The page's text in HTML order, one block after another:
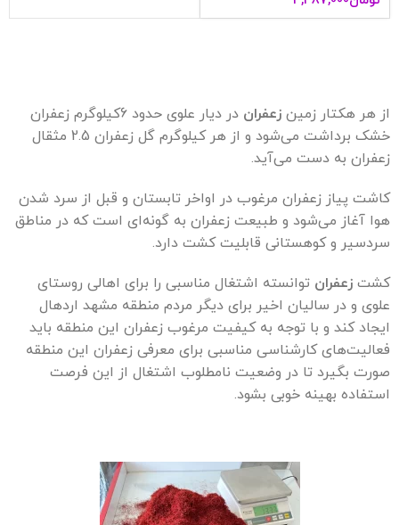
از هر هکتار زمین زعفران
در دیار علوی حدود 6کیلوگرم زعفران
خشک برداشت می‌شود و از هر کیلوگرم گل زعفران 2.5 مثقال
زعفران به دست می‌آید.
کاشت پیاز زعفران مرغوب در اواخر تابستان و قبل از سرد شدن
هوا آغاز می‌شود و طبیعت زعفران به گونه‌ای است که در مناطق
سردسیر و کوهستانی قابلیت کشت دارد.
کشت زعفران توانسته اشتغال مناسبی را برای اهالی روستای
علوی و در سالیان اخیر برای دیگر مردم منطقه مشهد اردهال
ایجاد کند و با توجه به کیفیت مرغوب زعفران این منطقه باید
فعالیت‌های کارشناسی مناسبی برای معرفی زعفران این منطقه
صورت بگیرد تا در وضعیت نامطلوب اشتغال از این فرصت
استفاده بهینه خوبی بشود.